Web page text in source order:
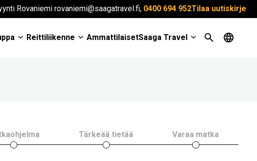
Rovaniemi rovaniemi@saagatravel.fi, 0400 694 952Tilaa uutiskirje
Reittiliikenne AmmattilaisetSaaga Travel
Tärkeää tietää Varaa matka